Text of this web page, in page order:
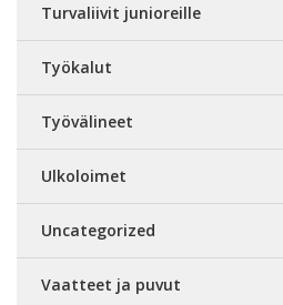
Turvaliivit junioreille
Työkalut
Työvälineet
Ulkoloimet
Uncategorized
Vaatteet ja puvut